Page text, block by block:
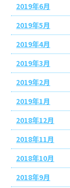
2019年6月
2019年5月
2019年4月
2019年3月
2019年2月
2019年1月
2018年12月
2018年11月
2018年10月
2018年9月